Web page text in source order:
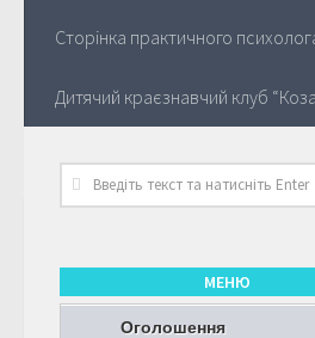
Сторінка практичного
Дитячий краєзнавчий клуб
МЕНЮ
Оголошення